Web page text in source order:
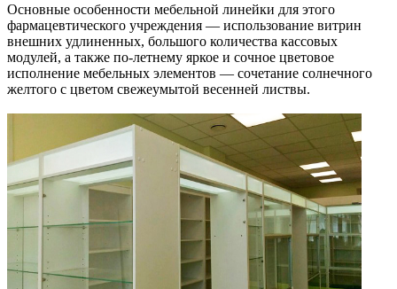
Основные особенности мебельной линейки для этого
фармацевтического учреждения — использование витрин
внешних удлиненных, большого количества кассовых
модулей, а также по-летнему яркое и сочное цветовое
исполнение мебельных элементов — сочетание солнечного
желтого с цветом свежеумытой весенней листвы.